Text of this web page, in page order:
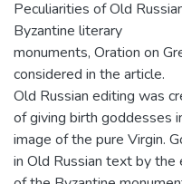
Peculiarities of Old
Byzantine literary
monuments, Oration on
considered in the article.
Old Russian editing was
of giving birth goddesses
image of the pure Virgin.
in Old Russian text by the